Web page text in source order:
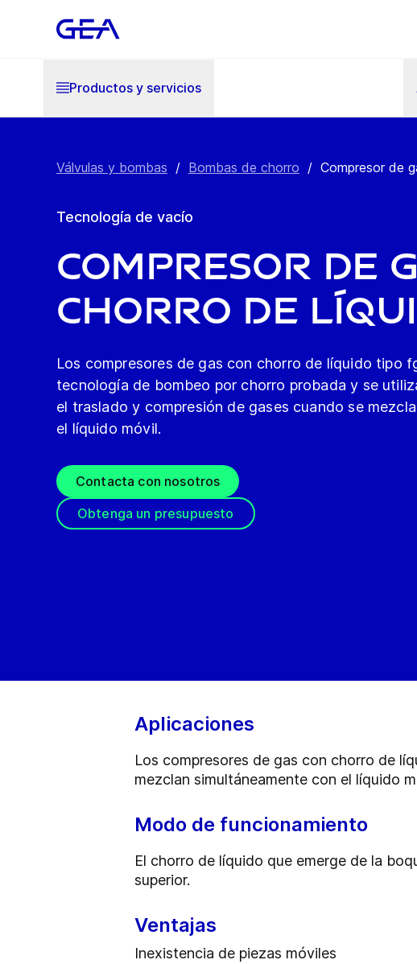
Productos y servicios
Válvulas y bombas / Bombas de chorro / Compresor de
Tecnología de vacío
Compresor de
chorro de
Los compresores de gas con chorro de líquido tipo
tecnología de bombeo por chorro probada y se
el traslado y compresión de gases cuando se
el líquido móvil.
Contacta con nosotros
Obtenga un presupuesto
Aplicaciones
Los compresores de gas con chorro de
mezclan simultáneamente con el líquido
Modo de funcionamiento
El chorro de líquido que emerge de la
superior.
Ventajas
Inexistencia de piezas móviles